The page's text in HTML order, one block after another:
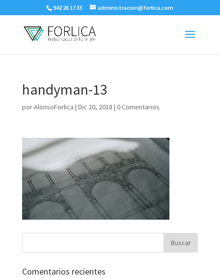
942 26 17 35 administracion@forlica.com
handyman-13
porAlonsoForlica | Dic 20, 2018 | 0 Comentarios
Comentarios recientes